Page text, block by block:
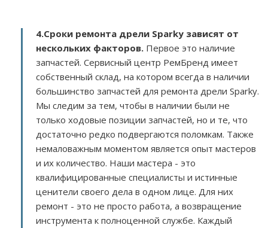
4.Сроки ремонта дрели Sparky зависят от
нескольких факторов. Первое это наличие
запчастей. Сервисный центр РемБренд имеет
собственный склад, на котором всегда в наличии
большинство запчастей для ремонта дрели Sparky.
Мы следим за тем, чтобы в наличии были не
только ходовые позиции запчастей, но и те, что
достаточно редко подвергаются поломкам. Также
немаловажным моментом является опыт мастеров
и их количество. Наши мастера - это
квалифицированные специалисты и истинные
ценители своего дела в одном лице. Для них
ремонт - это не просто работа, а возвращение
инструмента к полноценной службе. Каждый